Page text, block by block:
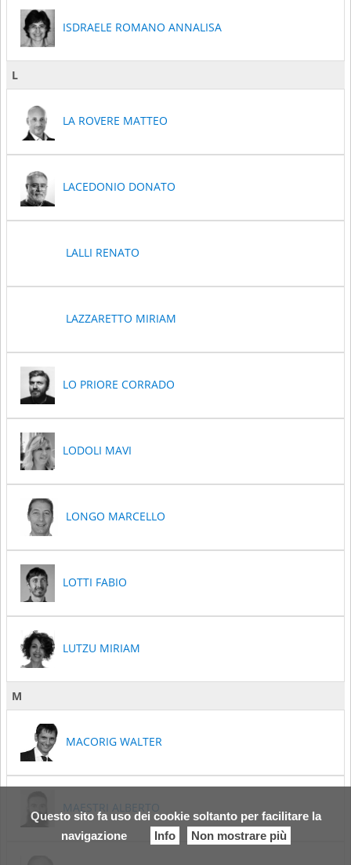
Questo sito fa uso dei cookie soltanto per facilitare la
navigazione
Info Non mostrare più
ISDRAELE ROMANO ANNALISA
L
LA ROVERE MATTEO
LACEDONIO DONATO
LALLI RENATO
LAZZARETTO MIRIAM
LO PRIORE CORRADO
LODOLI MAVI
LONGO MARCELLO
LOTTI FABIO
LUTZU MIRIAM
M
MACORIG WALTER
MAESTRI ALBERTO